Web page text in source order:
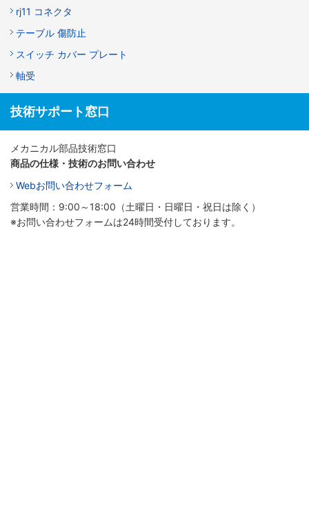
rj11 コネクタ
テーブル 傷防止
スイッチ カバー プレート
軸受
技術サポート窓口
メカニカル部品技術窓口
商品の仕様・技術のお問い合わせ
Webお問い合わせフォーム
営業時間：9:00～18:00（土曜日・日曜日・祝日は除く）
※お問い合わせフォームは24時間受付しております。